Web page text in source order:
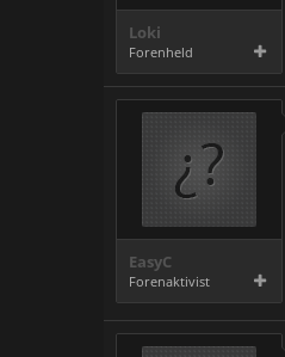
Loki
Forenheld
EasyC
Forenaktivist